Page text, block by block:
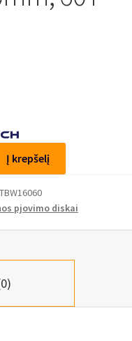
Į krepšelį
pjovimo diskai